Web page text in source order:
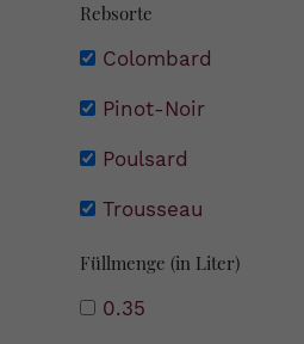
Rebsorte
Colombard
Pinot-Noir
Poulsard
Trousseau
Füllmenge (in Liter)
0.35